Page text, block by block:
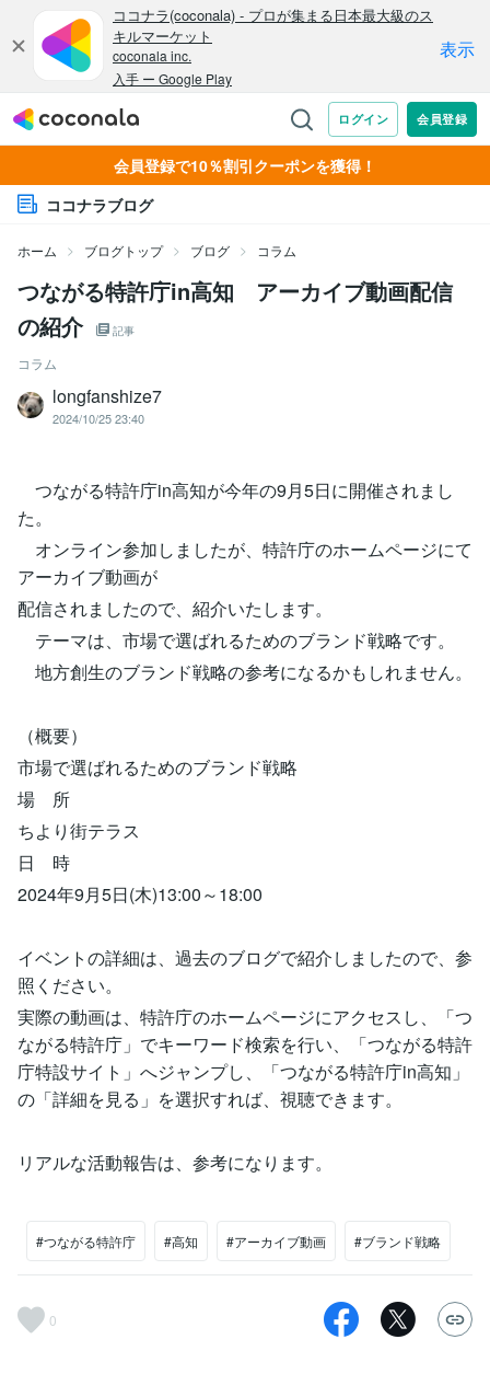
会員登録で10％割引クーポンを獲得！
ココナラブログ
ホーム ブログトップ ブログ コラム
つながる特許庁in高知 アーカイブ動画配信
の紹介
記事
コラム
longfanshize7
2024/10/25 23:40
つながる特許庁in高知が今年の9月5日に開催されまし
た。
オンライン参加しましたが、特許庁のホームページにて
アーカイブ動画が
配信されましたので、紹介いたします。
テーマは、市場で選ばれるためのブランド戦略です。
地方創生のブランド戦略の参考になるかもしれません。
（概要）
市場で選ばれるためのブランド戦略
場 所
ちより街テラス
日 時
2024年9月5日(木)13:00～18:00
イベントの詳細は、過去のブログで紹介しましたので、参
照ください。
実際の動画は、特許庁のホームページにアクセスし、「つ
ながる特許庁」でキーワード検索を行い、「つながる特許
庁特設サイト」へジャンプし、「つながる特許庁in高知」
の「詳細を見る」を選択すれば、視聴できます。
リアルな活動報告は、参考になります。
#つながる特許庁 #高知 #アーカイブ動画 #ブランド戦略
0